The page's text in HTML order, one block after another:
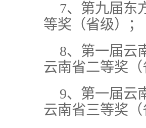
7、第九届东
等奖（省级）；
8、第一届云
云南省二等奖
9、第一届云
云南省三等奖